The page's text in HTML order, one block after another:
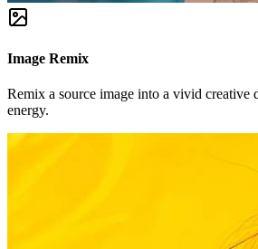
Image Remix
Remix a source image into a vivid creative
energy.